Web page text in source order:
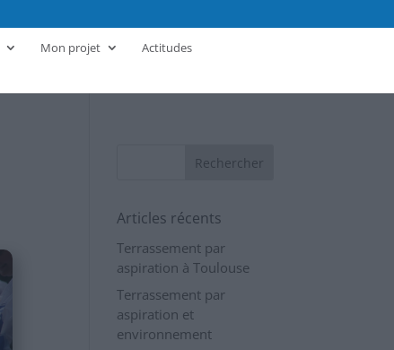
Mon projet
Actitudes
Articles récents
Terrassement par
aspiration à Toulouse
Terrassement par
aspiration et
environnement